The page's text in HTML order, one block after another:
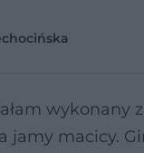
wykonany
jamy macicy.